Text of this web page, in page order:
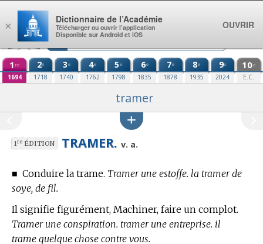
Aller au contenu
1 re
1694
2e
1718
3e
1740
4e
1762
5e
1798
6e
1835
7e
1878
8e
1935
9e
2024
10e
E.C.
tramer
1reÉDITION TRAMER. v. a.
■ Conduire la trame. Tramer une estoffe. la tramer de
soye, de fil.
Il signifie figurément, Machiner, faire un complot.
Tramer une conspiration. tramer une entreprise. il
trame quelque chose contre vous.
×
Dictionnaire de l’Académie
Télécharger ou ouvrir l’application
Disponible sur Android et iOS
OUVRIR